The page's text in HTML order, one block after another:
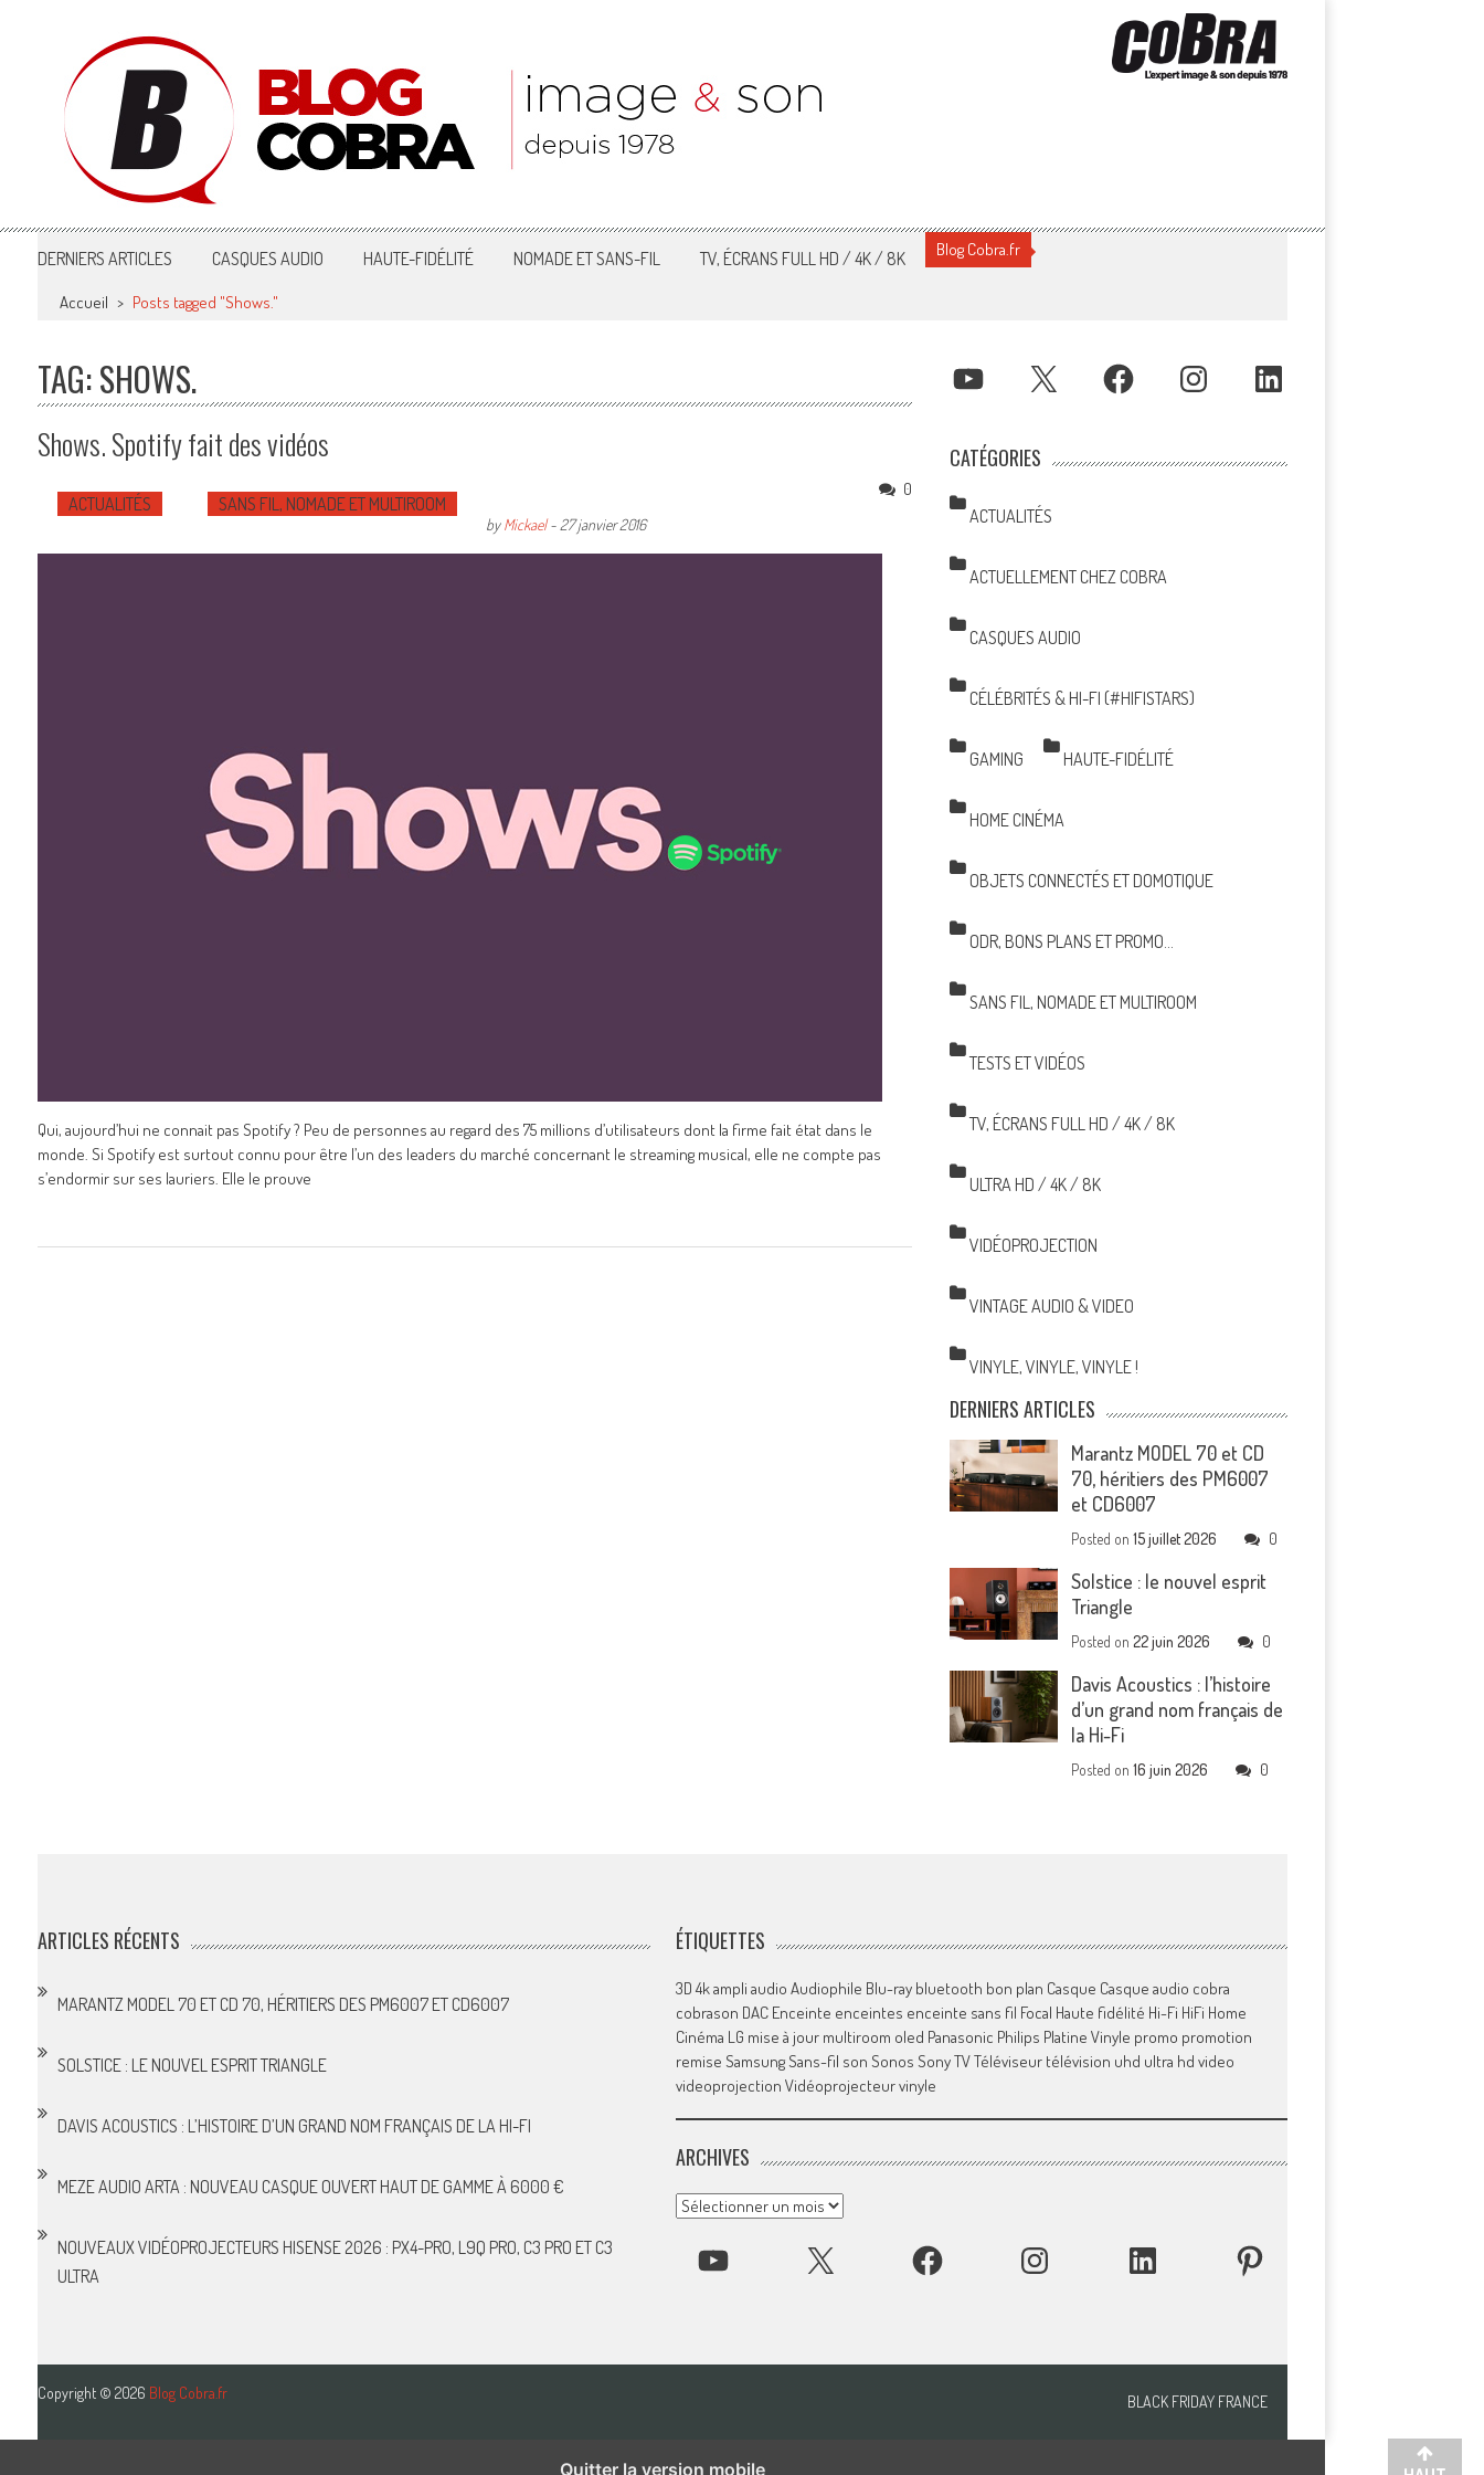
Blog Cobra
Toute l'actu Image & Son !
DERNIERS ARTICLES CASQUES AUDIO HAUTE-FIDÉLITÉ NOMADE ET SANS-FIL TV, ÉCRANS FULL HD / 4K / 8K Blog Cobra.fr
Accueil > Posts tagged "Shows."
TAG: SHOWS.
Shows. Spotify fait des vidéos
ACTUALITÉS SANS FIL, NOMADE ET MULTIROOM
byMickael- 27 janvier 2016
0
Qui, aujourd’hui ne connait pas Spotify ? Peu de personnes au regard des 75 millions d’utilisateurs dont la firme fait état dans le
monde. Si Spotify est surtout connu pour être l’un des leaders du marché concernant le streaming musical, elle ne compte pas
s’endormir sur ses lauriers. Elle le prouve
YOUTUBE X FACEBOOK INSTAGRAM LINKEDIN
CATÉGORIES
ACTUALITÉS
ACTUELLEMENT CHEZ COBRA
CASQUES AUDIO
CÉLÉBRITÉS & HI-FI (#HIFISTARS)
GAMING HAUTE-FIDÉLITÉ
HOME CINÉMA
OBJETS CONNECTÉS ET DOMOTIQUE
ODR, BONS PLANS ET PROMO…
SANS FIL, NOMADE ET MULTIROOM
TESTS ET VIDÉOS
TV, ÉCRANS FULL HD / 4K / 8K
ULTRA HD / 4K / 8K
VIDÉOPROJECTION
VINTAGE AUDIO & VIDEO
VINYLE, VINYLE, VINYLE !
DERNIERS ARTICLES
Marantz MODEL 70 et CD
70, héritiers des PM6007
et CD6007
Posted on15 juillet 2026 0
Solstice : le nouvel esprit
Triangle
Posted on22 juin 2026 0
Davis Acoustics : l’histoire
d’un grand nom français de
la Hi-Fi
Posted on16 juin 2026 0
ARTICLES RÉCENTS
MARANTZ MODEL 70 ET CD 70, HÉRITIERS DES PM6007 ET CD6007
SOLSTICE : LE NOUVEL ESPRIT TRIANGLE
DAVIS ACOUSTICS : L’HISTOIRE D’UN GRAND NOM FRANÇAIS DE LA HI-FI
MEZE AUDIO ARTA : NOUVEAU CASQUE OUVERT HAUT DE GAMME À 6000 €
NOUVEAUX VIDÉOPROJECTEURS HISENSE 2026 : PX4-PRO, L9Q PRO, C3 PRO ET C3
ULTRA
ÉTIQUETTES
3D 4kampli audio Audiophile Blu-ray bluetooth bon plan Casque Casque audio cobra
cobrason DAC Enceinte enceintes enceinte sans fil Focal Haute fidélité Hi-Fi HiFi Home
Cinéma LG mise à jour multiroom oled Panasonic Philips Platine Vinyle promo promotion
remise SamsungSans-fil son Sonos SonyTVTéléviseur télévision uhd ultra hd video
videoprojection Vidéoprojecteurvinyle
ARCHIVES
Archives
YOUTUBE FACEBOOK INSTAGRAM LINKEDIN PINTEREST
Copyright © 2026 Blog Cobra.fr BLACK FRIDAY FRANCE
Quitter la version mobile